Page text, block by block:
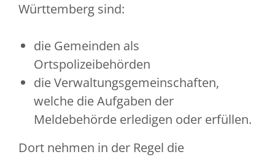
Württemberg sind:
die Gemeinden als
Ortspolizeibehörden
die Verwaltungsgemeinschaften,
welche die Aufgaben der
Meldebehörde erledigen oder erfüllen.
Dort nehmen in der Regel die